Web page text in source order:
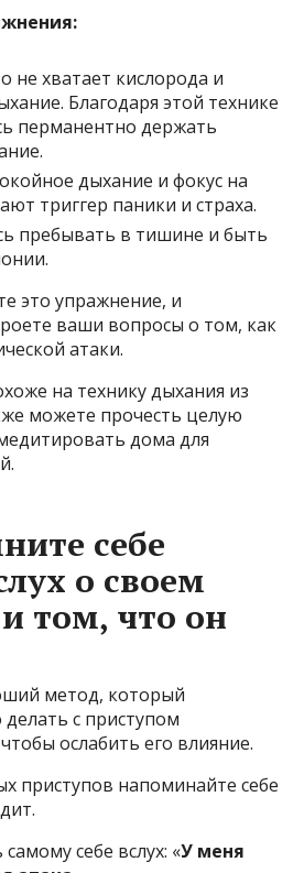
не хватает кислорода и
Благодаря этой технике
перманентно держать
дыхание и фокус на
триггер паники и страха.
пребывать в тишине и быть
это упражнение, и
ваши вопросы о том, как
атаки.
на технику дыхания из
можете прочесть целую
дома для
себе
о своем
том, что он
метод, который
с приступом
ослабить его влияние.
приступов напоминайте себе
себе вслух: «У меня